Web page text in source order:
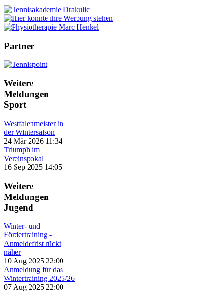
Partner
Weitere
Meldungen
Sport
Westfalenmeister in
der Wintersaison
24 Mär 2026 11:34
Triumph im
Vereinspokal
16 Sep 2025 14:05
Weitere
Meldungen
Jugend
Winter- und
Fördertraining -
Anmeldefrist rückt
näher
10 Aug 2025 22:00
Anmeldung für das
Wintertraining 2025/26
07 Aug 2025 22:00